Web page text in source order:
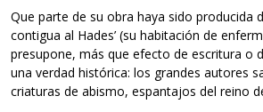
Que parte de su obra haya sido producida
contigua al Hades’ (su habitación de
presupone, más que efecto de escritura o
una verdad histórica: los grandes autores
criaturas de abismo, espantajos del